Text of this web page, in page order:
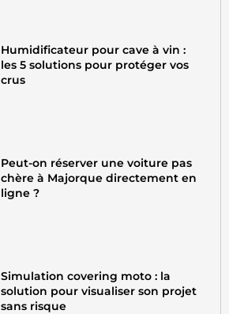
Humidificateur pour cave à vin :
les 5 solutions pour protéger vos
crus
Peut-on réserver une voiture pas
chère à Majorque directement en
ligne ?
Simulation covering moto : la
solution pour visualiser son projet
sans risque